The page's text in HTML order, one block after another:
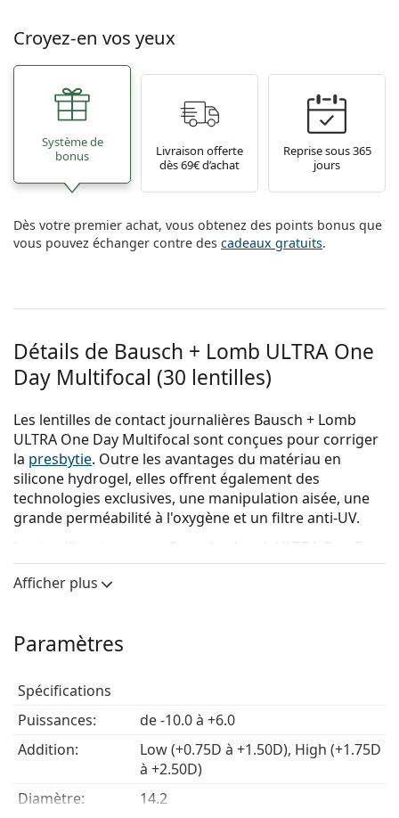
Croyez-en vos yeux
Système de
bonus
Livraison offerte
dès 69€ d’achat
Reprise sous 365
jours
Dès votre premier achat, vous obtenez des points bonus que
vous pouvez échanger contre des cadeaux gratuits.
Détails de Bausch + Lomb ULTRA One
Day Multifocal (30 lentilles)
Les lentilles de contact journalières Bausch + Lomb
ULTRA One Day Multifocal sont conçues pour corriger
la presbytie. Outre les avantages du matériau en
silicone hydrogel, elles offrent également des
technologies exclusives, une manipulation aisée, une
grande perméabilité à l'oxygène et un filtre anti-UV.
Les lentilles de contact Bausch + Lomb ULTRA One Day
Multifocal associent les technologies Advanced
MoistureSeal et ComfortFeel, qui agissent ensemble
d’hydratation tout au long de la journée et aident à
du clignement des yeux lors de l’utilisation d’appareils
numériques. Grâce à une hydratation stable et à
d’excellentes propriétés physiques, elles assurent un
port confortable tout au long de la journée.
Les lentilles Bausch + Lomb ULTRA One Day Multifocal
sont dotées d'une conception progressive innovante à
Afficher plus
Paramètres
Spécifications
Puissances:
de -10.0 à +6.0
Addition:
Low (+0.75D à +1.50D), High (+1.75D
à +2.50D)
Diamètre:
14.2